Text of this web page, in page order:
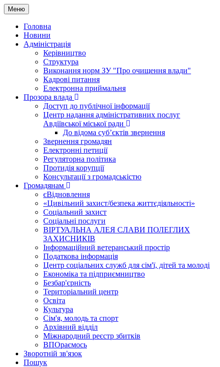
Меню
Головна
Новини
Адміністрація
Керівництво
Структура
Виконання норм ЗУ "Про очищення влади"
Кадрові питання
Електронна приймальня
Прозора влада
Доступ до публічної інформації
Центр надання адміністративних послуг
Авдіївської міської ради
До відома суб’єктів звернення
Звернення громадян
Електронні петиції
Регуляторна політика
Протидія корупції
Консультації з громадськістю
Громадянам
єВідновлення
«Цивільний захист/безпека життєдіяльності»
Соціальний захист
Соціальні послуги
ВІРТУАЛЬНА АЛЕЯ СЛАВИ ПОЛЕГЛИХ
ЗАХИСНИКІВ
Інформаційний ветеранський простір
Податкова інформація
Центр соціальних служб для сім'ї, дітей та молоді
Економіка та підприємництво
Безбар'єрність
Територіальний центр
Освіта
Культура
Сім'я, молодь та спорт
Архівний відділ
Міжнародний реєстр збитків
ВПОраємось
Зворотній зв'язок
Пошук